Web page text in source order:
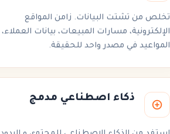
تخلص من تشتت البيانات. زامن المواقع
الإلكترونية، مسارات المبيعات، بيانات العملاء
المواعيد في مصدر واحد للحقيقة.
ذكاء اصطناعي مدمج